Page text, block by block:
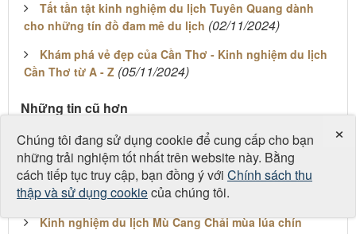
Tất tần tật kinh nghiệm du lịch Tuyên Quang dành
cho những tín đồ đam mê du lịch (02/11/2024)
Khám phá vẻ đẹp của Cần Thơ - Kinh nghiệm du lịch
Cần Thơ từ A - Z (05/11/2024)
Những tin cũ hơn
Kinh nghiệm du lịch Nha Trang dành cho những tín
đồ du lịch (27/09/2024)
Top những bãi biển đẹp nhất tại Ninh Thuận
(24/08/2024)
Kinh nghiệm du lịch Mù Cang Chải mùa lúa chín
×
Chúng tôi đang sử dụng cookie để cung cấp cho bạn
những trải nghiệm tốt nhất trên website này. Bằng
cách tiếp tục truy cập, bạn đồng ý với Chính sách thu
thập và sử dụng cookiecủa chúng tôi.